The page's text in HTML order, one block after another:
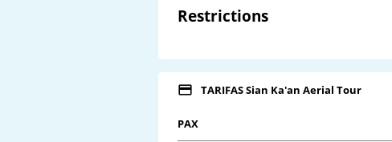
Restrictions
TARIFAS Sian Ka'an Aerial Tour
PAX